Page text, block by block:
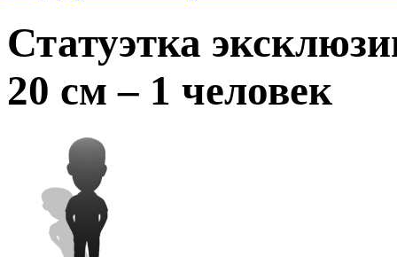
Статуэтка
20 см – 1 человек